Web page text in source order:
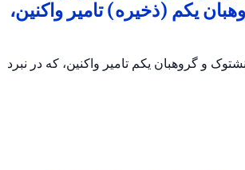
یکم (ذخیره) تامیر واکنین،
و گروهبان یکم تامیر واکنین، که در نبرد